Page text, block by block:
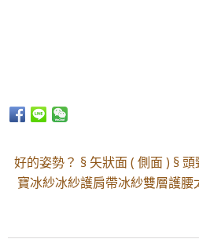
好的姿勢？ § 矢狀面 ( 側面 ) § 頭
寶冰紗冰紗護肩帶冰紗雙層護腰